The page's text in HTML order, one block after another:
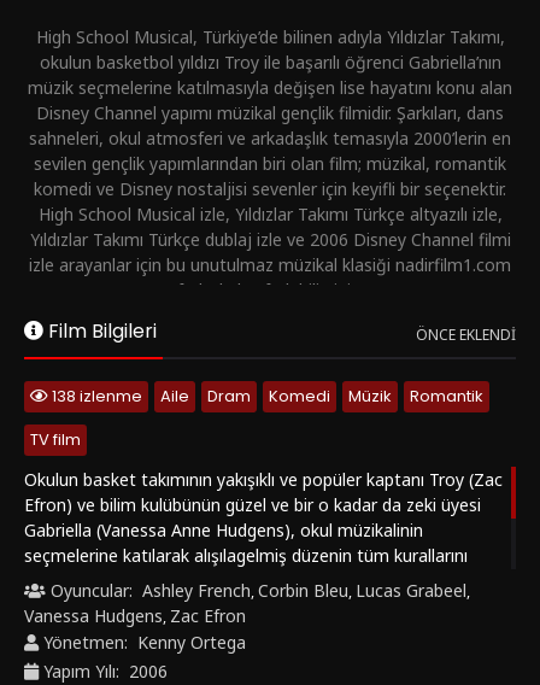
High School Musical, Türkiye’de bilinen adıyla Yıldızlar Takımı,
okulun basketbol yıldızı Troy ile başarılı öğrenci Gabriella’nın
müzik seçmelerine katılmasıyla değişen lise hayatını konu alan
Disney Channel yapımı müzikal gençlik filmidir. Şarkıları, dans
sahneleri, okul atmosferi ve arkadaşlık temasıyla 2000’lerin en
sevilen gençlik yapımlarından biri olan film; müzikal, romantik
komedi ve Disney nostaljisi sevenler için keyifli bir seçenektir.
High School Musical izle, Yıldızlar Takımı Türkçe altyazılı izle,
Yıldızlar Takımı Türkçe dublaj izle ve 2006 Disney Channel filmi
izle arayanlar için bu unutulmaz müzikal klasiği nadirfilm1.com
farkıyla keşfedebilirsiniz.
Film Bilgileri ÖNCE EKLENDI
138 izlenme Aile Dram Komedi Müzik
Romantik
TV film
Okulun basket takımının yakışıklı ve popüler kaptanı Troy (Zac
Efron) ve bilim kulübünün güzel ve bir o kadar da zeki üyesi
Gabriella (Vanessa Anne Hudgens), okul müzikalinin
seçmelerine katılarak alışılagelmiş düzenin tüm kurallarını
yıkarlar. Rüyalarının peşinden giderken, çevrelerindeki herkese
takım çalışmasının ve olduğu gibi davranmanın önemini
öğretirler. Hem de tüm bunları çok havalı melodilerin ve
dansların eşliğinde yaparlar!
Oyuncular: Ashley French,Corbin Bleu, Lucas Grabeel,
Vanessa Hudgens, Zac Efron
Yönetmen: Kenny Ortega
Yapım Yılı: 2006